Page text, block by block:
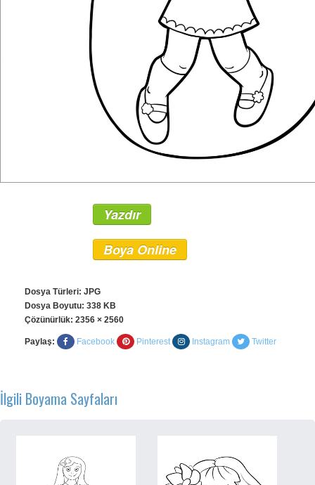
Yazdır
Boya Online
Dosya Türleri: JPG
Dosya Boyutu: 338 KB
Çözünürlük: 2356 × 2560
Paylaş: Facebook Pinterest Instagram Twitter
İlgili Boyama Sayfaları